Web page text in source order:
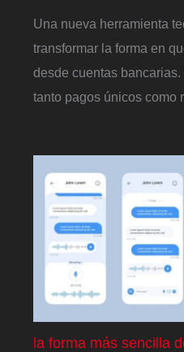
Una nueva herramienta
transformar la forma en
desde cuentas
tanto pagos únicos como
la forma más sencilla